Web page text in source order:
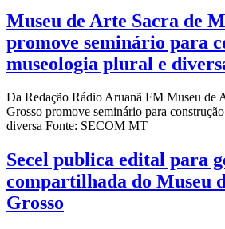
Museu de Arte Sacra de
promove seminário para
museologia plural e
Da Redação Rádio Aruanã FM Museu de
Grosso promove seminário para
diversa Fonte: SECOM MT
Secel publica edital para
compartilhada do Museu
Grosso